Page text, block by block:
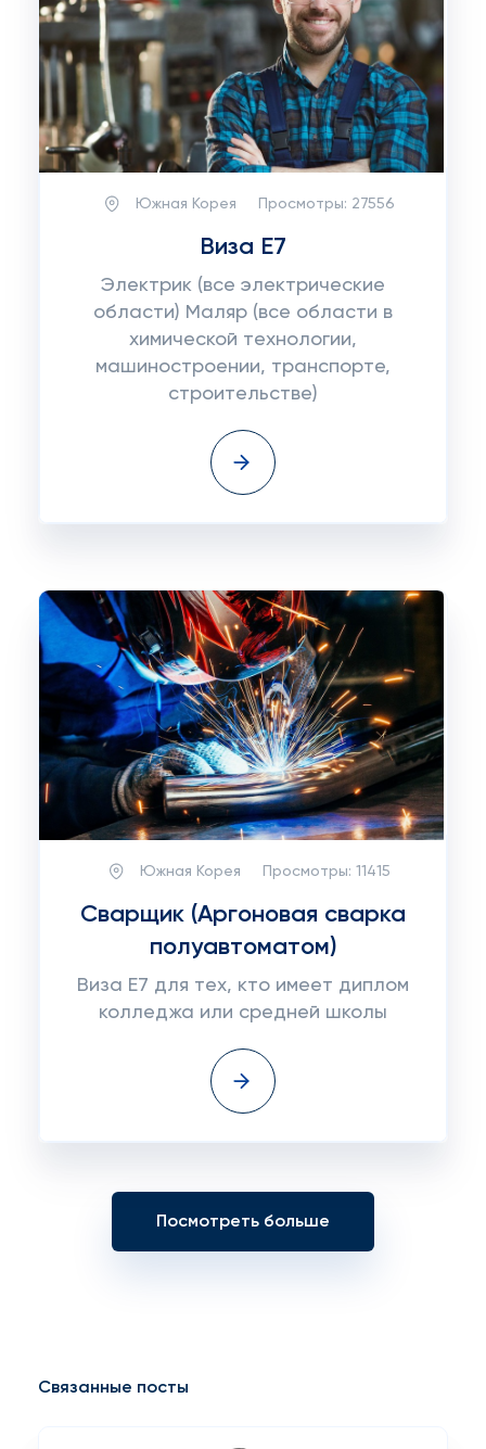
Южная Корея Просмотры: 27556
Виза E7
Электрик (все электрические
области) Маляр (все области в
химической технологии,
машиностроении, транспорте,
строительстве)
Южная Корея Просмотры: 11415
Сварщик (Аргоновая сварка
полуавтоматом)
Виза E7 для тех, кто имеет диплом
колледжа или средней школы
Посмотреть больше
Связанные посты